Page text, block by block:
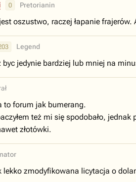
0 Pretorianin
oszustwo, raczej łapanie
Legend
byc jedynie bardziej lub mniej na
to forum jak bumerang.
też mi się spodobało,
złotówki.
lekko zmodyfikowana licytacja o